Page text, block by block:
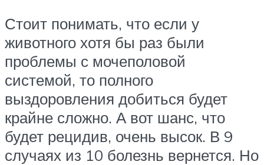
Стоит понимать, что если у
животного хотя бы раз были
проблемы с мочеполовой
системой, то полного
выздоровления добиться будет
крайне сложно. А вот шанс, что
будет рецидив, очень высок. В 9
случаях из 10 болезнь вернется. Но